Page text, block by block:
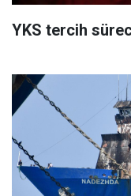
YKS tercih